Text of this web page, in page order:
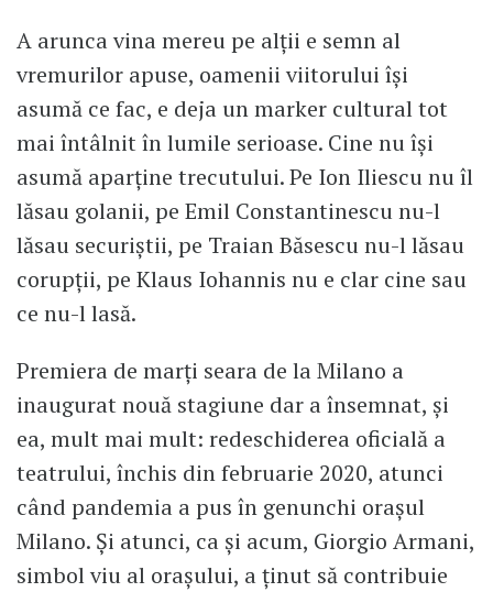
A arunca vina mereu pe alții e semn al
vremurilor apuse, oamenii viitorului își
asumă ce fac, e deja un marker cultural tot
mai întâlnit în lumile serioase. Cine nu își
asumă aparține trecutului. Pe Ion Iliescu nu îl
lăsau golanii, pe Emil Constantinescu nu-l
lăsau securiștii, pe Traian Băsescu nu-l lăsau
corupții, pe Klaus Iohannis nu e clar cine sau
ce nu-l lasă.
Premiera de marți seara de la Milano a
inaugurat nouă stagiune dar a însemnat, și
ea, mult mai mult: redeschiderea oficială a
teatrului, închis din februarie 2020, atunci
când pandemia a pus în genunchi orașul
Milano. Și atunci, ca și acum, Giorgio Armani,
simbol viu al orașului, a ținut să contribuie